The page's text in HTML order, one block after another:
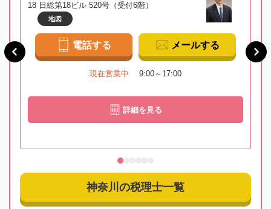
18 日総第18ビル 520号（受付6階）
地図
電話する メールする
現在営業中 9:00～17:00
詳細を見る
神奈川の税理士一覧